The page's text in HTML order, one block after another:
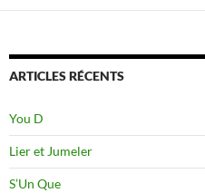
ARTICLES RÉCENTS
You D
Lier et Jumeler
S’Un Que